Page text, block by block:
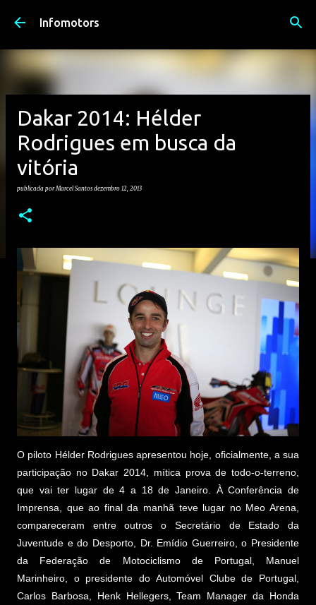
Avançar para o conteúdo principal
Infomotors
Dakar 2014: Hélder
Rodrigues em busca da
vitória
publicada porMarcel Santos dezembro 12, 2013
O piloto Hélder Rodrigues apresentou hoje, oficialmente, a sua
participação no Dakar 2014, mítica prova de todo-o-terreno,
que vai ter lugar de 4 a 18 de Janeiro. À Conferência de
Imprensa, que ao final da manhã teve lugar no Meo Arena,
compareceram entre outros o Secretário de Estado da
Juventude e do Desporto, Dr. Emídio Guerreiro, o Presidente
da Federação de Motociclismo de Portugal, Manuel
Marinheiro, o presidente do Automóvel Clube de Portugal,
Carlos Barbosa, Henk Hellegers, Team Manager da Honda